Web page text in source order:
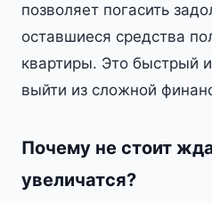
позволяет погасить
оставшиеся средства
квартиры. Это быстрый
выйти из сложной
Почему не стоит
увеличатся?